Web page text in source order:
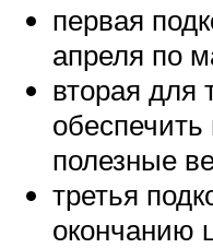
первая
апреля по
вторая для
полезные
третья
окончанию